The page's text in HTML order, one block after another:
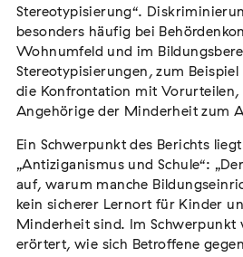
Tag der Menschlichkeit
Sinti und Roma,
Pfalz nimmt teil
Extern
22. August 2026 Landau in der
Stereotypisierung“.
besonders häufig bei
Wohnumfeld und im
Stereotypisierungen, zum
die Konfrontation mit Vorurteilen,
Angehörige der Minderheit zum
Ein Schwerpunkt des Berichts
„Antiziganismus und Schule“:
auf, warum manche
kein sicherer Lernort für Kinder
Minderheit sind. Im Schwerpunkt
erörtert, wie sich Betroffene